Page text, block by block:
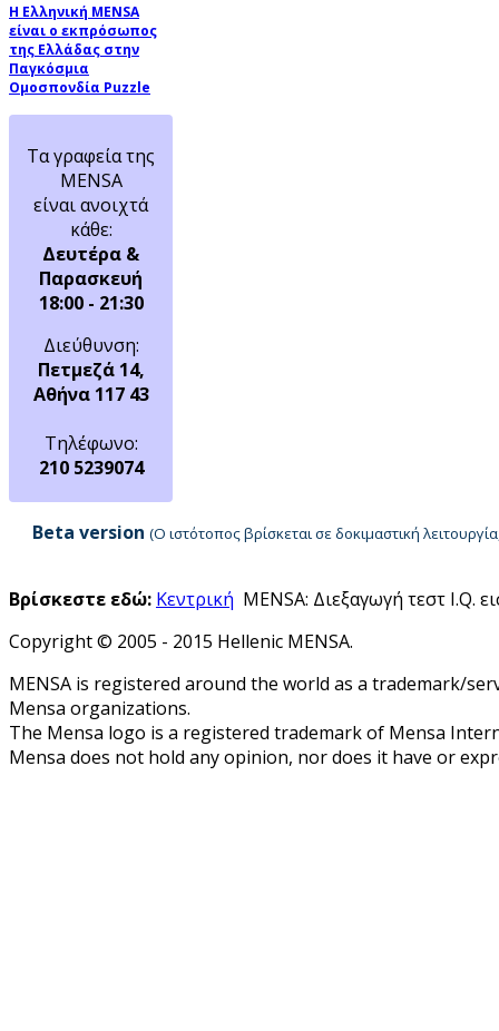
Η Ελληνική MENSA
είναι ο εκπρόσωπος
της Ελλάδας στην
Παγκόσμια
Ομοσπονδία Puzzle
Τα γραφεία της
MENSA
είναι ανοιχτά
κάθε:
Δευτέρα &
Παρασκευή
18:00 - 21:30
Διεύθυνση:
Πετμεζά 14,
Αθήνα 117 43
Τηλέφωνο:
210 5239074
Beta version (Ο ιστότοπος βρίσκεται σε δοκιμαστική
Βρίσκεστε εδώ: Κεντρική MENSA: Διεξαγωγή τεστ I.Q.
Copyright © 2005 - 2015 Hellenic MENSA.
MENSA is registered around the world as a trademark/
Mensa organizations.
The Mensa logo is a registered trademark of Mensa
Mensa does not hold any opinion, nor does it have or